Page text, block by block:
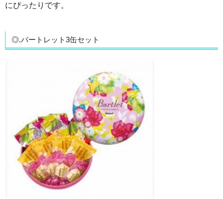
にぴったりです。
◎.バートレット3缶セット